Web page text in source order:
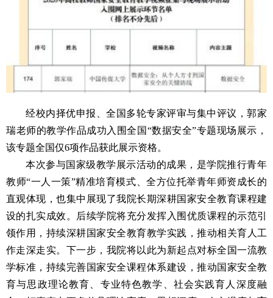
经校内择优申报、全国多轮专家评审与集中评议，郭家
瑞老师的教学作品成功入围全国“数据安全”专题现场展示，
该专题全国仅6项作品获此展示资格。
本次参与国家级教学展示活动的成果，是学院推行青年
教师“一人一策”精准培育模式、全方位托举青年师资成长的
直观体现，也集中展现了我院长期深耕国家安全教育课程建
设的扎实成效。后续学院将充分发挥入围优质课程的示范引
领作用，持续深耕国家安全教育教学实践，推动相关育人工
作走深走实。下一步，我院将以此为新起点对标全国一流教
学标准，持续完善国家安全课程体系建设，推动国家安全教
育与思政理论教育、专业特色教学、社会实践育人深度融